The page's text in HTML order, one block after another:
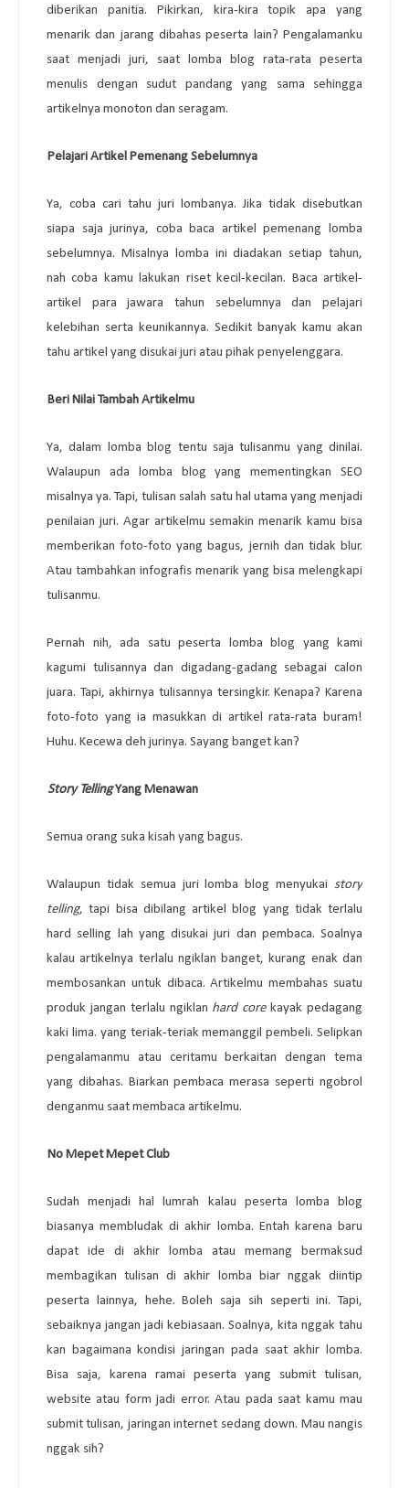
diberikan panitia. Pikirkan, kira-kira topik apa yang
menarik dan jarang dibahas peserta lain? Pengalamanku
saat menjadi juri, saat lomba blog rata-rata peserta
menulis dengan sudut pandang yang sama sehingga
artikelnya monoton dan seragam.
Pelajari Artikel Pemenang Sebelumnya
Ya, coba cari tahu juri lombanya. Jika tidak disebutkan
siapa saja jurinya, coba baca artikel pemenang lomba
sebelumnya. Misalnya lomba ini diadakan setiap tahun,
nah coba kamu lakukan riset kecil-kecilan. Baca artikel-
artikel para jawara tahun sebelumnya dan pelajari
kelebihan serta keunikannya. Sedikit banyak kamu akan
tahu artikel yang disukai juri atau pihak penyelenggara.
Beri Nilai Tambah Artikelmu
Ya, dalam lomba blog tentu saja tulisanmu yang dinilai.
Walaupun ada lomba blog yang mementingkan SEO
misalnya ya. Tapi, tulisan salah satu hal utama yang menjadi
penilaian juri. Agar artikelmu semakin menarik kamu bisa
memberikan foto-foto yang bagus, jernih dan tidak blur.
Atau tambahkan infografis menarik yang bisa melengkapi
tulisanmu.
Pernah nih, ada satu peserta lomba blog yang kami
kagumi tulisannya dan digadang-gadang sebagai calon
juara. Tapi, akhirnya tulisannya tersingkir. Kenapa? Karena
foto-foto yang ia masukkan di artikel rata-rata buram!
Huhu. Kecewa deh jurinya. Sayang banget kan?
Story TellingYang Menawan
Semua orang suka kisah yang bagus.
Walaupun tidak semua juri lomba blog menyukai story
telling, tapi bisa dibilang artikel blog yang tidak terlalu
hard selling lah yang disukai juri dan pembaca. Soalnya
kalau artikelnya terlalu ngiklan banget, kurang enak dan
membosankan untuk dibaca. Artikelmu membahas suatu
produk jangan terlalu ngiklan hard corekayak pedagang
kaki lima. yang teriak-teriak memanggil pembeli. Selipkan
pengalamanmu atau ceritamu berkaitan dengan tema
yang dibahas. Biarkan pembaca merasa seperti ngobrol
denganmu saat membaca artikelmu.
No Mepet Mepet Club
Sudah menjadi hal lumrah kalau peserta lomba blog
biasanya membludak di akhir lomba. Entah karena baru
dapat ide di akhir lomba atau memang bermaksud
membagikan tulisan di akhir lomba biar nggak diintip
peserta lainnya, hehe. Boleh saja sih seperti ini. Tapi,
sebaiknya jangan jadi kebiasaan. Soalnya, kita nggak tahu
kan bagaimana kondisi jaringan pada saat akhir lomba.
Bisa saja, karena ramai peserta yang submit tulisan,
website atau form jadi error. Atau pada saat kamu mau
submit tulisan, jaringan internet sedang down. Mau nangis
nggak sih?